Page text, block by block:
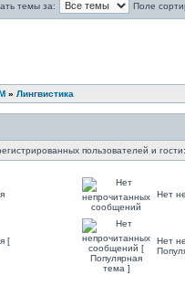
темы за: Поле
» Лингвистика
пользователей и
Нет
[
Нет